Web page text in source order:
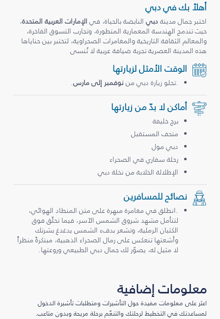
أهلاً بك في دبي
اختبر جمال مدينةدبيالنابضة بالحياة، في الإمارات العربية المتحدة،
حيث تندمج الهندسة المعمارية المتطورة، وتجارب التسوق الفاخرة،
والمعالم الثقافة التاريخية والمغامرات الصحراوية، لتختبر بين حناياها
هذه المدينة العصرية تجربة ضيافة عربية لا تُنسى
الوقت الأمثل لزيارتها
.تحلو زيارة دبي من نوفمبر إلى مارس.
أماكن لا بدّ من زيارتها
برج خليفة
متحف المستقبل
دبي مول
رحلة سفاري في الصحراء
الإطلالة الخلابة من نخلة دبي
نصائح للمسافرين
.انطلق في مغامرة مبهرة على متن المنطاد الهوائي،
لتتأمل مشهد شروق الشمس الآسر، فيما تحلّق فوق
الكثبان الرملية، وتشعر بدفء الشمس يدغدغ بشرتك
وأشعتها تنعكس على رمال الصحراء الذهبية، مبتكرةً منظراً
لا مثيل له، يصوّر لك جمال دبي الطبيعي وروعتها.
معلومات إضافية
اعثر على معلومات مفيدة حول التأشيرات ومتطلبات تأشيرة الدخول
لمساعدتك في التخطيط لرحلتك والتنعّم برحلة مريحة وبدون متاعب.